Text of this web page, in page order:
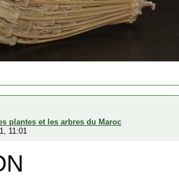
plantes et les arbres du Maroc
11:01